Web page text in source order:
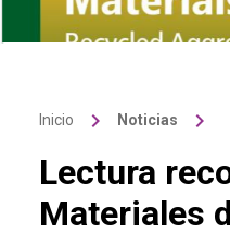
Inicio keyboard_arrow_right Noticias keyboard_arrow_right
Lectura
Materiales